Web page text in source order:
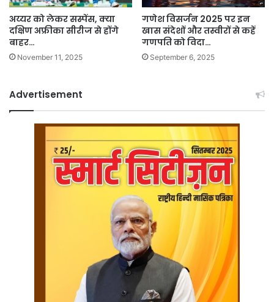
अय्यर को लेकर सस्पेंस, क्या
दक्षिण अफ्रीका सीरीज से होंगे
बाहर…
November 11, 2025
गणेश विसर्जन 2025 पर इन
खास संदेशों और तस्वीरों से कहें
गणपति को विदा…
September 6, 2025
Advertisement